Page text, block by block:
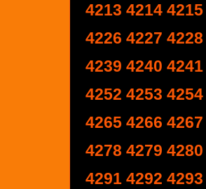
4213 4214 4215
4226 4227 4228
4239 4240 4241
4252 4253 4254
4265 4266 4267
4278 4279 4280
4291 4292 4293